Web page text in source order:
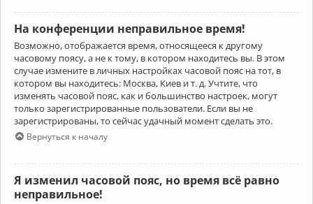
На конференции неправильное время!
Возможно, отображается время, относящееся к другому
часовому поясу, а не к тому, в котором находитесь вы. В этом
случае измените в личных настройках часовой пояс на тот, в
котором вы находитесь: Москва, Киев и т. д. Учтите, что
изменять часовой пояс, как и большинство настроек, могут
только зарегистрированные пользователи. Если вы не
зарегистрированы, то сейчас удачный момент сделать это.
Вернуться к началу
Я изменил часовой пояс, но время всё равно
неправильное!